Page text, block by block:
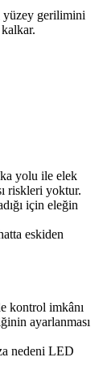
yüzey gerilimini
yolu ile elek
riskleri yoktur.
için eleğin
eskiden
kontrol imkânı
ayarlanması
nedeni LED